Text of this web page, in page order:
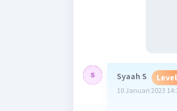
Syaah S
10 Januari 2023